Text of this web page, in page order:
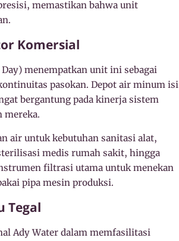
memastikan bahwa unit
Komersial
menempatkan unit ini sebagai
pasokan. Depot air minum isi
bergantung pada kinerja sistem
mereka.
air untuk kebutuhan sanitasi alat,
medis rumah sakit, hingga
filtrasi utama untuk menekan
pipa mesin produksi.
Tegal
Ady Water dalam memfasilitasi